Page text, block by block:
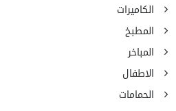
الكاميرات
المطبخ
المباخر
الاطفال
الحمامات